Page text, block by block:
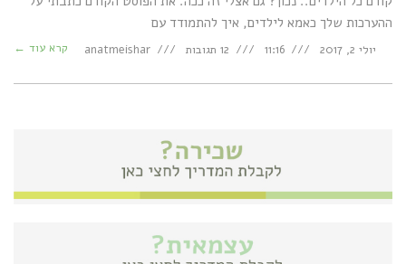
ההערכות שלך כאמא לילדים, איך להתמודד עם
יולי 2, 2017 11:16 12 תגובות anatmeishar קרא עוד ←